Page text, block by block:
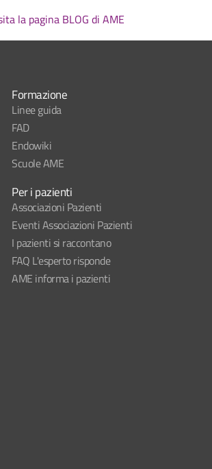
la pagina BLOG di AME
Formazione
Linee guida
FAD
Endowiki
Scuole AME
Per i pazienti
Associazioni Pazienti
Eventi Associazioni Pazienti
I pazienti si raccontano
FAQ L'esperto risponde
AME informa i pazienti